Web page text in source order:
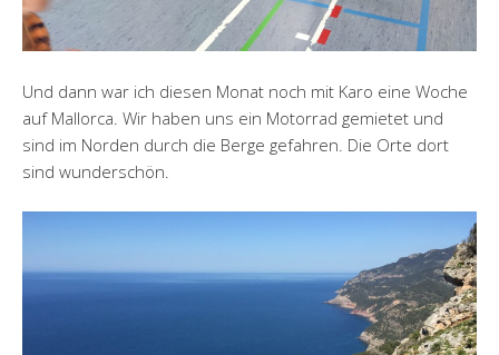
Und dann war ich diesen Monat noch mit Karo eine Woche
auf Mallorca. Wir haben uns ein Motorrad gemietet und
sind im Norden durch die Berge gefahren. Die Orte dort
sind wunderschön.